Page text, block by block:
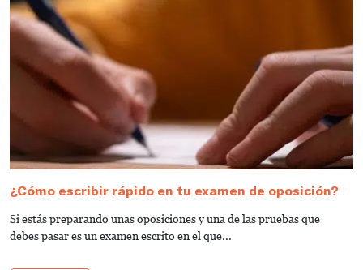
¿Cómo escribir rápido en tu examen de oposición?
Si estás preparando unas oposiciones y una de las pruebas que
debes pasar es un examen escrito en el que...